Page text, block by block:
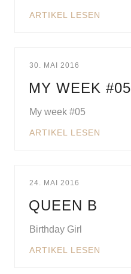
ARTIKEL LESEN
30. MAI 2016
MY WEEK #05
My week #05
ARTIKEL LESEN
24. MAI 2016
QUEEN B
Birthday Girl
ARTIKEL LESEN